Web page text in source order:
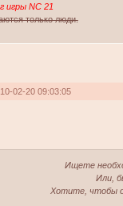
игры NC 21
только люди.
02-20 09:03:05
Ищете
Или,
Хотите, чтобы